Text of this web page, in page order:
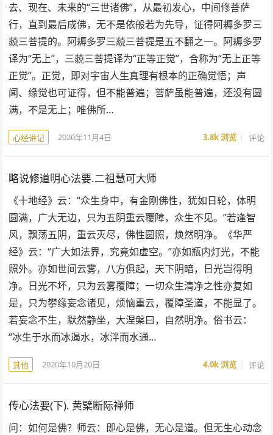
去、现在、未来的“三世诸佛”，从最初发心，中间修菩萨
行，直到最后成佛，无不是依般若为先导，证得阿耨多罗三
藐三菩提的。阿耨多罗三藐三菩提是五不翻之一。阿耨多罗
译为“无上”，三藐三菩提译为“正等正觉”，合称为“无上正等
正觉”。正觉，即对宇宙人生真理有根本的正确觉悟；声
闻、缘觉也可证得，但不能普遍；菩萨虽能普遍，还没有圆
满，不是无上；唯佛所…
心经讲记 2020年11月4日 3.8k浏览 评论
略说修道明心法要.二祖慧可大师
《十地经》云：“众生身中，有金刚佛性，犹如日轮，体明
圆满，广大无边，只为五阴重云覆障，众生不见。”若逢智
风，飘荡五阴，重云灭尽，佛性圆照，焕然明净。《华严
经》云：“广大如法界，究竟如虚空。”亦如瓶内灯光，不能
照外。亦如世间云雾，八方俱起，天下阴暗，日光岂得明
净。日光不坏，只为云雾覆障；一切众生清净之性亦复如
是，只为攀缘妄念诸见，烦恼重云，覆障圣道，不能显了。
若妄念不生，默然静坐，大涅槃曰，自然明净。俗书云：
“冰生于水而冰遏水，冰泮而水通…
其他 2020年10月20日 4.0k浏览 评论
传心法要(下). 黄檗断际禅师
问：如何是佛？师云：即心是佛，无心是道。但无生心动念